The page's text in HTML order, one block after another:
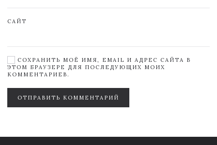
САЙТ
СОХРАНИТЬ МОЁ ИМЯ, EMAIL И АДРЕС САЙТА В
ЭТОМ БРАУЗЕРЕ ДЛЯ ПОСЛЕДУЮЩИХ МОИХ
КОММЕНТАРИЕВ.
ОТПРАВИТЬ КОММЕНТАРИЙ